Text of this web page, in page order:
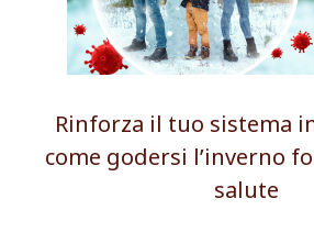
Rinforza il tuo sistema
come godersi l’inverno
salute